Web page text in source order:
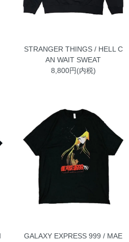
STRANGER THINGS / HELL C
AN WAIT SWEAT
8,800円(内税)
GALAXY EXPRESS 999 / MAE